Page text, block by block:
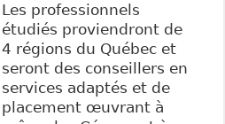
Les professionnels
étudiés proviendront de
4 régions du Québec et
seront des conseillers en
services adaptés et de
placement œuvrant à